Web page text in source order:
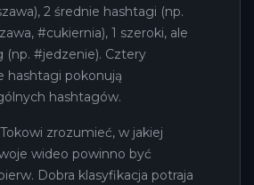
2 średnie hashtagi (np.
#cukiernia), 1 szeroki, ale
(np. #jedzenie). Cztery
hashtagi pokonują
hashtagów.
zrozumieć, w jakiej
wideo powinno być
Dobra klasyfikacja potraja